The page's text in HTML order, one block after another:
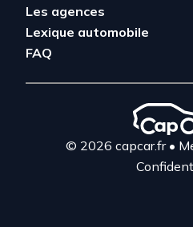
Les agences
Lexique automobile
FAQ
© 2026 capcar.fr•